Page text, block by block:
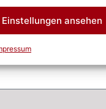
Einstellungen ansehen